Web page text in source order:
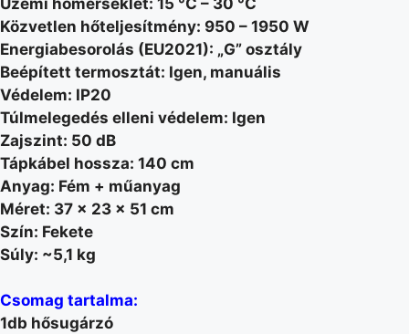
Közvetlen hőteljesítmény: 950 – 1950 W
Energiabesorolás (EU2021): „G” osztály
Beépített termosztát: Igen, manuális
Védelem: IP20
Túlmelegedés elleni védelem: Igen
Zajszint: 50 dB
Tápkábel hossza: 140 cm
Anyag: Fém + műanyag
Méret: 37 x 23 x 51 cm
Szín: Fekete
Súly: ~5,1 kg
Csomag tartalma:
1db hősugárzó